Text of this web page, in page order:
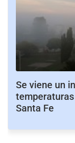
Se viene un
Santa Fe